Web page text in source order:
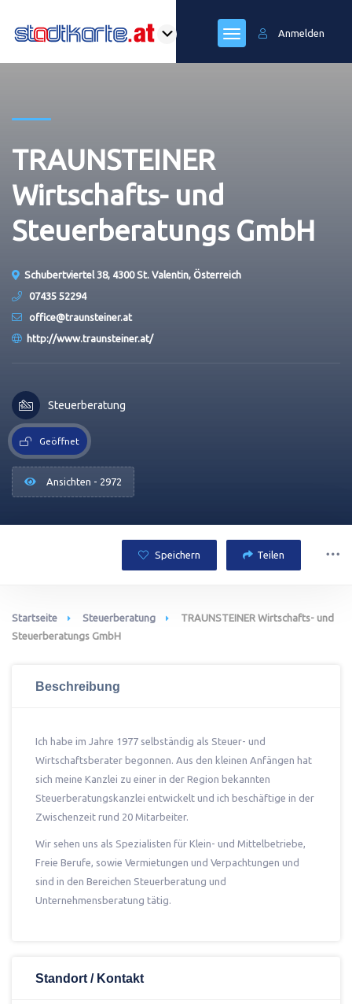
Anmelden
TRAUNSTEINER
Wirtschafts- und
Steuerberatungs GmbH
Schubertviertel 38, 4300 St. Valentin, Österreich
07435 52294
office@traunsteiner.at
http://www.traunsteiner.at/
Steuerberatung
Geöffnet
Ansichten - 2972
Speichern Teilen
Startseite Steuerberatung
TRAUNSTEINER Wirtschafts- und
Steuerberatungs GmbH
Beschreibung
Ich habe im Jahre 1977 selbständig als Steuer- und
Wirtschaftsberater begonnen. Aus den kleinen Anfängen hat
sich meine Kanzlei zu einer in der Region bekannten
Steuerberatungskanzlei entwickelt und ich beschäftige in der
Zwischenzeit rund 20 Mitarbeiter.
Wir sehen uns als Spezialisten für Klein- und Mittelbetriebe,
Freie Berufe, sowie Vermietungen und Verpachtungen und
sind in den Bereichen Steuerberatung und
Unternehmensberatung tätig.
Standort / Kontakt